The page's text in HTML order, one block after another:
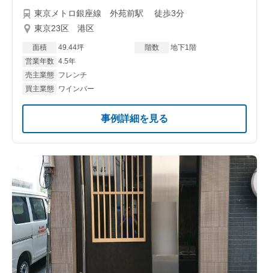
東京メトロ銀座線 外苑前駅 徒歩3分
東京23区 港区
面積 49.44坪 階数
地下1階
営業年数 4.5年
売主業態
フレンチ
買主業態
ワインバー
事例詳細を見る